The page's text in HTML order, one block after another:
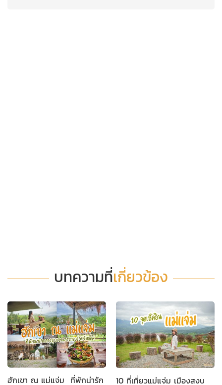
บทความที่เกี่ยวข้อง
ฮักเขา ณ แม่แจ่ม ที่พักน่ารัก
10 ที่เที่ยวแม่แจ่ม เมืองสงบ